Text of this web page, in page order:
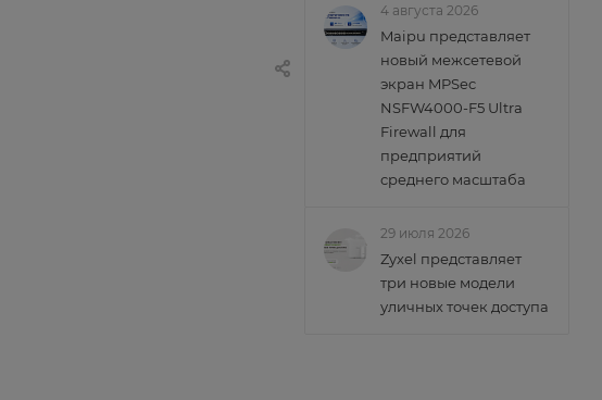
4 августа 2026
Maipu представляет
новый межсетевой
экран MPSec
NSFW4000-F5 Ultra
Firewall для
предприятий
среднего масштаба
29 июля 2026
Zyxel представляет
три новые модели
уличных точек доступа